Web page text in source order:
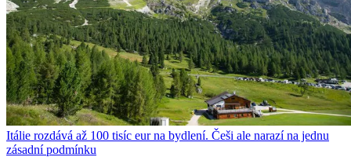
Itálie rozdává až 100 tisíc eur na bydlení. Češi ale narazí na jednu
zásadní podmínku